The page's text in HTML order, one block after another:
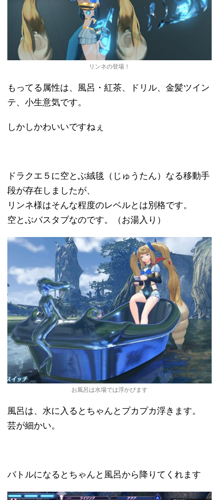
リンネの登場！
もってる属性は、風呂・紅茶、ドリル、金髪ツイン
テ、小生意気です。
しかしかわいいですねぇ
ドラクエ５に空とぶ絨毯（じゅうたん）なる移動手
段が存在しましたが、
リンネ様はそんな程度のレベルとは別格です。
空とぶバスタブなのです。（お湯入り）
お風呂は水場では浮かびます
風呂は、水に入るとちゃんとプカプカ浮きます。
芸が細かい。
バトルになるとちゃんと風呂から降りてくれます